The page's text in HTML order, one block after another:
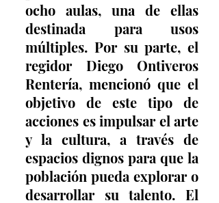
ocho aulas, una de ellas
destinada para usos
múltiples. Por su parte, el
regidor Diego Ontiveros
Rentería, mencionó que el
objetivo de este tipo de
acciones es impulsar el arte
y la cultura, a través de
espacios dignos para que la
población pueda explorar o
desarrollar su talento. El